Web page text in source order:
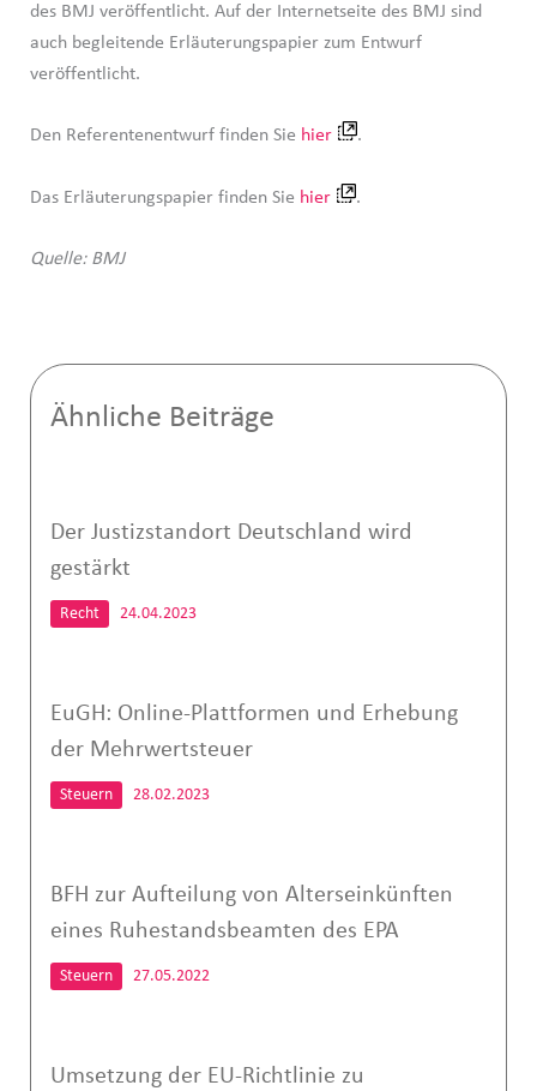
des BMJ veröffentlicht. Auf der Internetseite des BMJ sind
auch begleitende Erläuterungspapier zum Entwurf
veröffentlicht.
Den Referentenentwurf finden Sie hier .
Das Erläuterungspapier finden Sie hier .
Quelle: BMJ
Ähnliche Beiträge
Der Justizstandort Deutschland wird
gestärkt
Recht 24.04.2023
EuGH: Online-Plattformen und Erhebung
der Mehrwertsteuer
Steuern 28.02.2023
BFH zur Aufteilung von Alterseinkünften
eines Ruhestandsbeamten des EPA
Steuern 27.05.2022
Umsetzung der EU-Richtlinie zu